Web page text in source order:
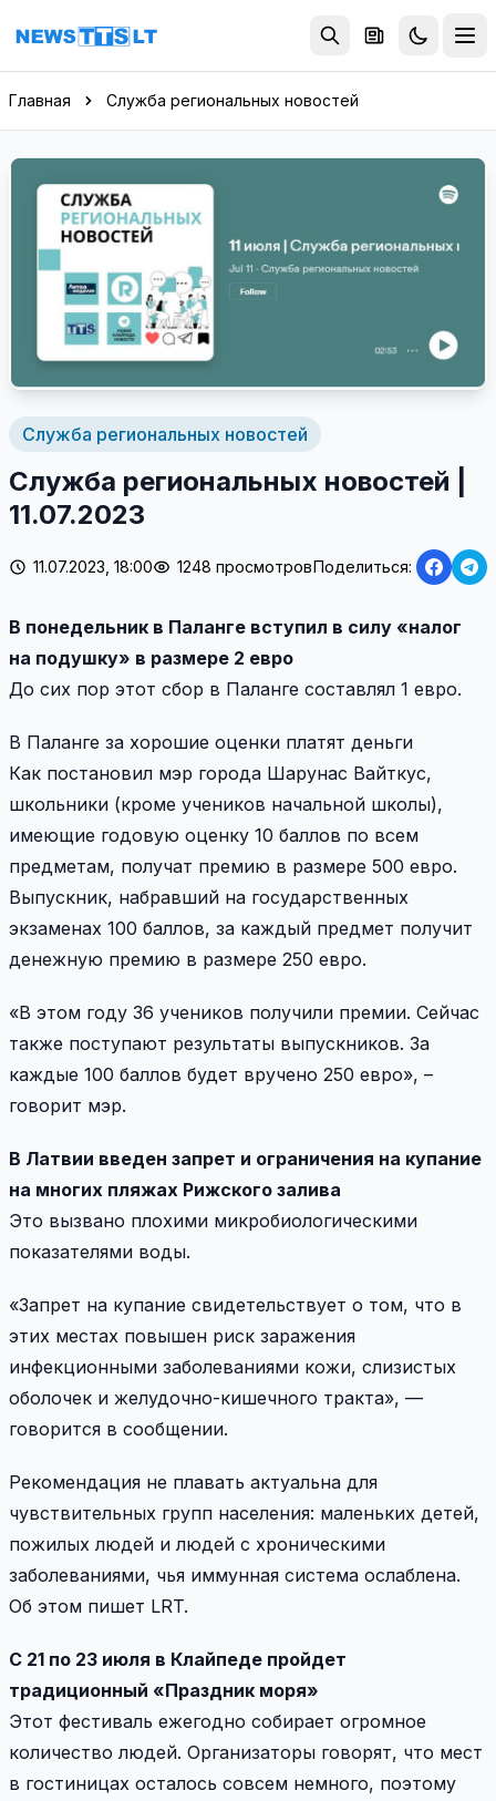
Перейти к содержимому
Главная Служба региональных новостей
Служба региональных новостей
Служба региональных новостей |
11.07.2023
11.07.2023, 18:00 1248 просмотровПоделиться:
В понедельник в Паланге вступил в силу «налог
на подушку» в размере 2 евро
До сих пор этот сбор в Паланге составлял 1 евро.
В Паланге за хорошие оценки платят деньги
Как постановил мэр города Шарунас Вайткус,
школьники (кроме учеников начальной школы),
имеющие годовую оценку 10 баллов по всем
предметам, получат премию в размере 500 евро.
Выпускник, набравший на государственных
экзаменах 100 баллов, за каждый предмет получит
денежную премию в размере 250 евро.
«В этом году 36 учеников получили премии. Сейчас
также поступают результаты выпускников. За
каждые 100 баллов будет вручено 250 евро», –
говорит мэр.
В Латвии введен запрет и ограничения на купание
на многих пляжах Рижского залива
Это вызвано плохими микробиологическими
показателями воды.
«Запрет на купание свидетельствует о том, что в
этих местах повышен риск заражения
инфекционными заболеваниями кожи, слизистых
оболочек и желудочно-кишечного тракта», —
говорится в сообщении.
Рекомендация не плавать актуальна для
чувствительных групп населения: маленьких детей,
пожилых людей и людей с хроническими
заболеваниями, чья иммунная система ослаблена.
Об этом пишет LRT.
С 21 по 23 июля в Клайпеде пройдет
традиционный «Праздник моря»
Этот фестиваль ежегодно собирает огромное
количество людей. Организаторы говорят, что мест
в гостиницах осталось совсем немного, поэтому